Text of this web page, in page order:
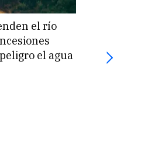
el río
el agua